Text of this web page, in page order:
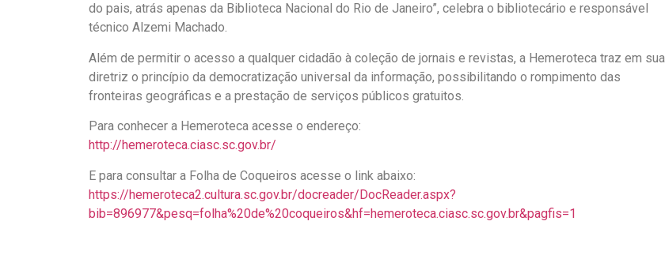
do pais, atrás apenas da Biblioteca Nacional do Rio de Janeiro”, celebra o bibliotecário e responsável
técnico Alzemi Machado.
Além de permitir o acesso a qualquer cidadão à coleção de jornais e revistas, a Hemeroteca traz em sua
diretriz o princípio da democratização universal da informação, possibilitando o rompimento das
fronteiras geográficas e a prestação de serviços públicos gratuitos.
Para conhecer a Hemeroteca acesse o endereço:
http://hemeroteca.ciasc.sc.gov.br/
E para consultar a Folha de Coqueiros acesse o link abaixo:
https://hemeroteca2.cultura.sc.gov.br/docreader/DocReader.aspx?
bib=896977&pesq=folha%20de%20coqueiros&hf=hemeroteca.ciasc.sc.gov.br&pagfis=1